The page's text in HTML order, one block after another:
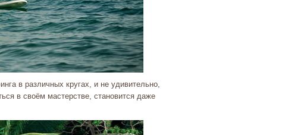
в различных кругах, и не удивительно,
в своём мастерстве, становится даже